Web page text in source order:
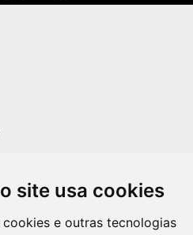
site usa cookies
e outras tecnologias